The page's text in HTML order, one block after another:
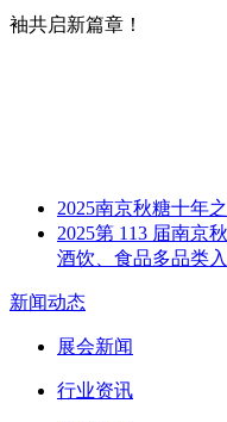
袖共启新篇章！
2025南京秋糖十年
2025第 113 届南京
酒饮、食品多品类
新闻动态
展会新闻
行业资讯